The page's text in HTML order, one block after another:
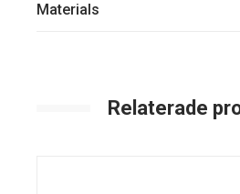
Materials
Relaterade